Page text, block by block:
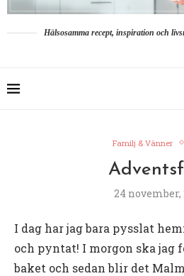
Hälsosamma recept, inspiration och
Familj & Vänner
24 november,
I dag har jag bara pysslat
och pyntat! I morgon ska jag
baket och sedan blir det